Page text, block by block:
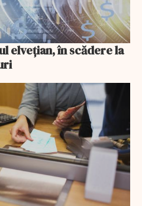
elvețian, în scădere la